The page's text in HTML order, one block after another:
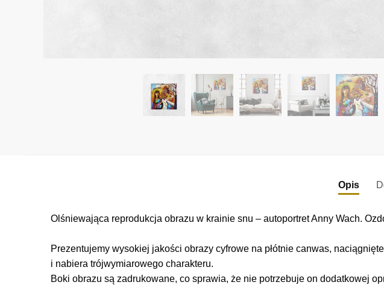
Opis
Olśniewająca reprodukcja obrazu w krainie snu – autoportret Anny Wach.
Prezentujemy wysokiej jakości obrazy cyfrowe na płótnie canwas,
i nabiera trójwymiarowego charakteru.
Boki obrazu są zadrukowane, co sprawia, że nie potrzebuje on dodatkowej